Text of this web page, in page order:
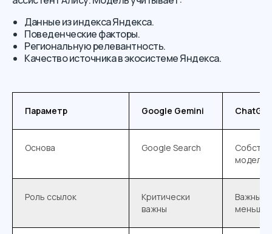
Данные из индекса Яндекса.
Поведенческие факторы.
Региональную релевантность.
Качество источника в экосистеме Яндекса.
Параметр Google Gemini
Основа Google Search
модель
Роль ссылок
Критически
важны
Важны,
меньше